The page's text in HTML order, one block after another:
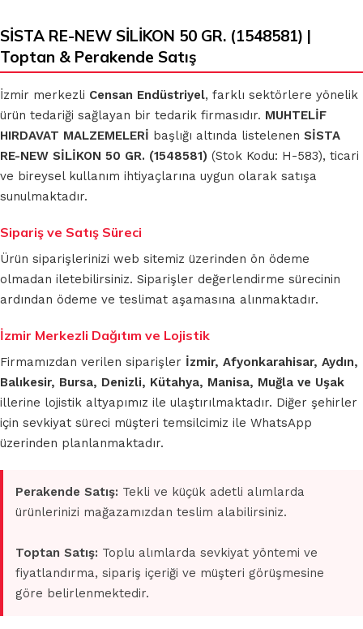
SİSTA RE-NEW SİLİKON 50 GR. (1548581) |
Toptan & Perakende Satış
İzmir merkezli Censan Endüstriyel, farklı sektörlere yönelik
ürün tedariği sağlayan bir tedarik firmasıdır. MUHTELİF
HIRDAVAT MALZEMELERİ başlığı altında listelenen SİSTA
RE-NEW SİLİKON 50 GR. (1548581) (Stok Kodu: H-583), ticari
ve bireysel kullanım ihtiyaçlarına uygun olarak satışa
sunulmaktadır.
Sipariş ve Satış Süreci
Ürün siparişlerinizi web sitemiz üzerinden ön ödeme
olmadan iletebilirsiniz. Siparişler değerlendirme sürecinin
ardından ödeme ve teslimat aşamasına alınmaktadır.
İzmir Merkezli Dağıtım ve Lojistik
Firmamızdan verilen siparişler İzmir, Afyonkarahisar, Aydın,
Balıkesir, Bursa, Denizli, Kütahya, Manisa, Muğla ve Uşak
illerine lojistik altyapımız ile ulaştırılmaktadır. Diğer şehirler
için sevkiyat süreci müşteri temsilcimiz ile WhatsApp
üzerinden planlanmaktadır.
Perakende Satış: Tekli ve küçük adetli alımlarda
ürünlerinizi mağazamızdan teslim alabilirsiniz.
Toptan Satış: Toplu alımlarda sevkiyat yöntemi ve
fiyatlandırma, sipariş içeriği ve müşteri görüşmesine
göre belirlenmektedir.